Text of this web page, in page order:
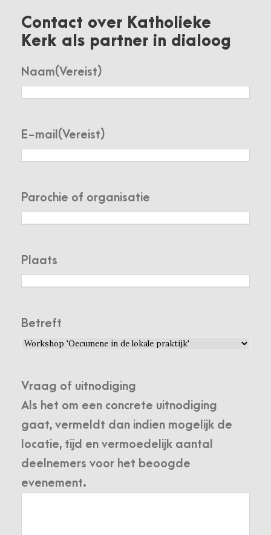
Contact over Katholieke
Kerk als partner in dialoog
Naam(Vereist)
E-mail (Vereist)
Parochie of organisatie
Plaats
Betreft
Vraag of uitnodiging
Als het om een concrete uitnodiging
gaat, vermeldt dan indien mogelijk de
locatie, tijd en vermoedelijk aantal
deelnemers voor het beoogde
evenement.